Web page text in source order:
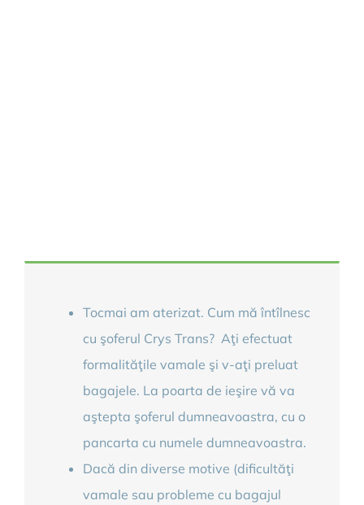
Tocmai am aterizat. Cum mă întîlnesc
cu şoferul Crys Trans? Aţi efectuat
formalităţile vamale şi v-aţi preluat
bagajele. La poarta de ieşire vă va
aştepta şoferul dumneavoastra, cu o
pancarta cu numele dumneavoastra.
Dacă din diverse motive (dificultăţi
vamale sau probleme cu bagajul